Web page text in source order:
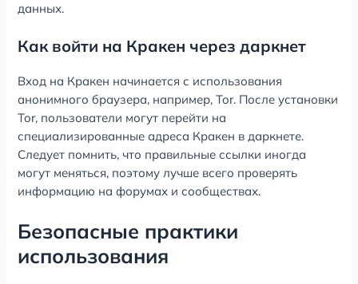
данных.
Как войти на Кракен через даркнет
Вход на Кракен начинается с использования
анонимного браузера, например, Tor. После установки
Tor, пользователи могут перейти на
специализированные адреса Кракен в даркнете.
Следует помнить, что правильные ссылки иногда
могут меняться, поэтому лучше всего проверять
информацию на форумах и сообществах.
Безопасные практики
использования